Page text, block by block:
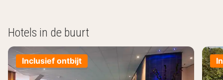
Hotels in de buurt
Inclusief ontbijt